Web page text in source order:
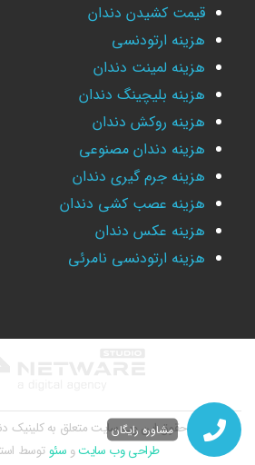
مشاوره رایگان
قیمت کشیدن دندان
هزینه ارتودنسی
هزینه لمینت دندان
هزینه بلیچینگ دندان
هزینه روکش دندان
هزینه دندان مصنوعی
هزینه جرم گیری دندان
هزینه عصب کشی دندان
هزینه عکس دندان
هزینه ارتودنسی نامرئی
کلیه حقوق این وب سایت متعلق به کلینیک
طراحی وب سایتو سئوتوسط